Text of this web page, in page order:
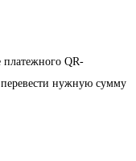
QR-
нужную сумму